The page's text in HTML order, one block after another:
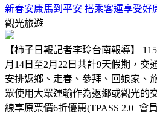
新春安康馬到平安 搭乘客運享受好
觀光旅遊
【柿子日報記者李玲台南報導】
月14日至2月22日共計9天假期，交
安排返鄉、走春、參拜、回娘家、
眾使用大眾運輸作為返鄉或觀光的
線享原票價6折優惠(TPASS 2.0+會